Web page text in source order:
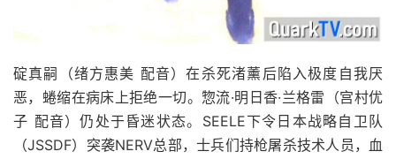
碇真嗣（绪方惠美 配音）在杀死渚薰后陷入极度自我厌
恶，蜷缩在病床上拒绝一切。惣流·明日香·兰格雷（宫村优
子 配音）仍处于昏迷状态。SEELE下令日本战略自卫队
（JSSDF）突袭NERV总部，士兵们持枪屠杀技术人员，血